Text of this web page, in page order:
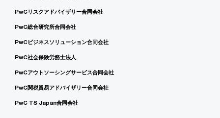
PwCリスクアドバイザリー合同会社
PwC総合研究所合同会社
PwCビジネスソリューション合同会社
PwC社会保険労務士法人
PwCアウトソーシングサービス合同会社
PwC関税貿易アドバイザリー合同会社
PwC TS Japan合同会社